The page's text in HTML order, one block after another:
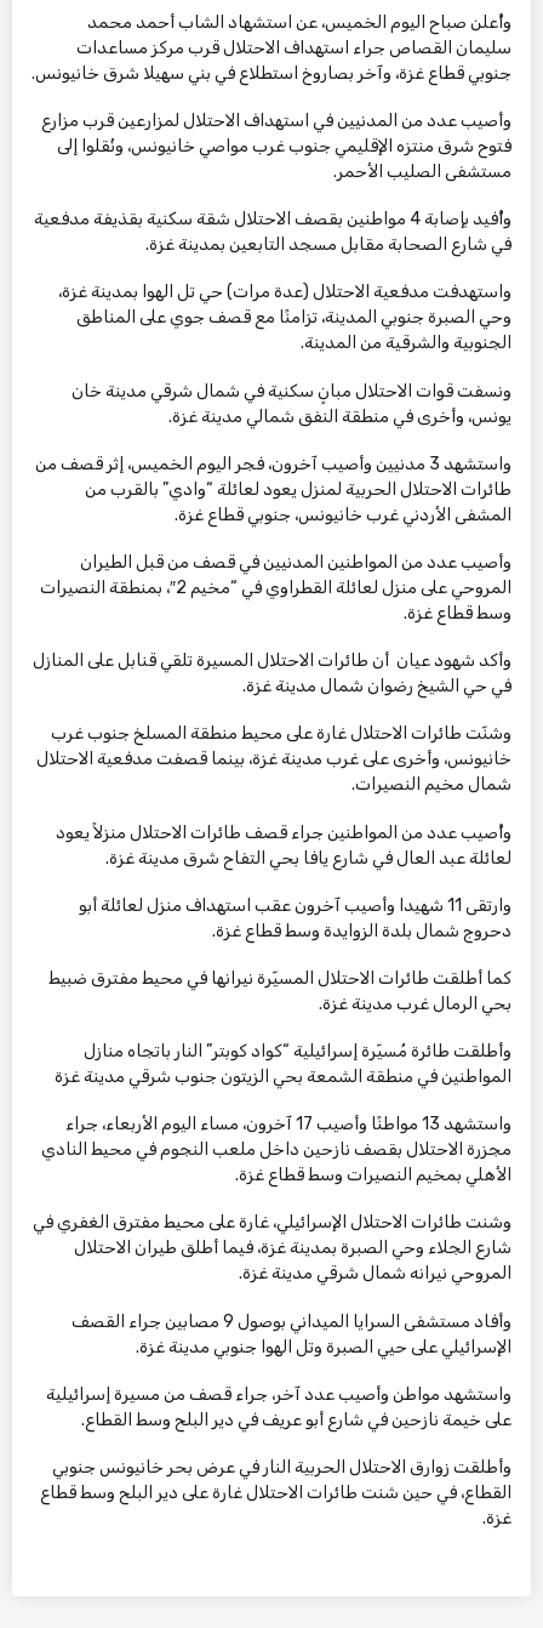
وأُعلن صباح اليوم الخميس، عن استشهاد الشاب أحمد محمد
سليمان القصاص جراء استهداف الاحتلال قرب مركز مساعدات
جنوبي قطاع غزة، وآخر بصاروخ استطلاع في بني سهيلا شرق خانيونس.
وأصيب عدد من المدنيين في استهداف الاحتلال لمزارعين قرب مزارع
فتوح شرق منتزه الإقليمي جنوب غرب مواصي خانيونس، ونُقلوا إلى
مستشفى الصليب الأحمر.
وأُفيد بإصابة 4 مواطنين بقصف الاحتلال شقة سكنية بقذيفة مدفعية
في شارع الصحابة مقابل مسجد التابعين بمدينة غزة.
واستهدفت مدفعية الاحتلال (عدة مرات) حي تل الهوا بمدينة غزة،
وحي الصبرة جنوبي المدينة، تزامنًا مع قصف جوي على المناطق
الجنوبية والشرقية من المدينة.
ونسفت قوات الاحتلال مبانٍ سكنية في شمال شرقي مدينة خان
يونس، وأخرى في منطقة النفق شمالي مدينة غزة.
واستشهد 3 مدنيين وأصيب آخرون، فجر اليوم الخميس، إثر قصف من
طائرات الاحتلال الحربية لمنزل يعود لعائلة “وادي” بالقرب من
المشفى الأردني غرب خانيونس، جنوبي قطاع غزة.
وأصيب عدد من المواطنين المدنيين في قصف من قبل الطيران
المروحي على منزل لعائلة القطراوي في “مخيم 2″، بمنطقة النصيرات
وسط قطاع غزة.
وأكد شهود عيان أن طائرات الاحتلال المسيرة تلقي قنابل على المنازل
في حي الشيخ رضوان شمال مدينة غزة.
وشنّت طائرات الاحتلال غارة على محيط منطقة المسلخ جنوب غرب
خانيونس، وأخرى على غرب مدينة غزة، بينما قصفت مدفعية الاحتلال
شمال مخيم النصيرات.
وأُصيب عدد من المواطنين جراء قصف طائرات الاحتلال منزلاً يعود
لعائلة عبد العال في شارع يافا بحي التفاح شرق مدينة غزة.
وارتقى 11 شهيدا وأصيب آخرون عقب استهداف منزل لعائلة أبو
دحروج شمال بلدة الزوايدة وسط قطاع غزة.
كما أطلقت طائرات الاحتلال المسيّرة نيرانها في محيط مفترق ضبيط
بحي الرمال غرب مدينة غزة.
وأطلقت طائرة مُسيّرة إسرائيلية “كواد كوبتر” النار باتجاه منازل
المواطنين في منطقة الشمعة بحي الزيتون جنوب شرقي مدينة غزة
واستشهد 13 مواطنًا وأصيب 17 آخرون، مساء اليوم الأربعاء، جراء
مجزرة الاحتلال بقصف نازحين داخل ملعب النجوم في محيط النادي
الأهلي بمخيم النصيرات وسط قطاع غزة.
وشنت طائرات الاحتلال الإسرائيلي، غارة على محيط مفترق الغفري في
شارع الجلاء وحي الصبرة بمدينة غزة، فيما أطلق طيران الاحتلال
المروحي نيرانه شمال شرقي مدينة غزة.
وأفاد مستشفى السرايا الميداني بوصول 9 مصابين جراء القصف
الإسرائيلي على حيي الصبرة وتل الهوا جنوبي مدينة غزة.
واستشهد مواطن وأصيب عدد آخر، جراء قصف من مسيرة إسرائيلية
على خيمة نازحين في شارع أبو عريف في دير البلح وسط القطاع.
وأطلقت زوارق الاحتلال الحربية النار في عرض بحر خانيونس جنوبي
القطاع، في حين شنت طائرات الاحتلال غارة على دير البلح وسط قطاع
غزة.